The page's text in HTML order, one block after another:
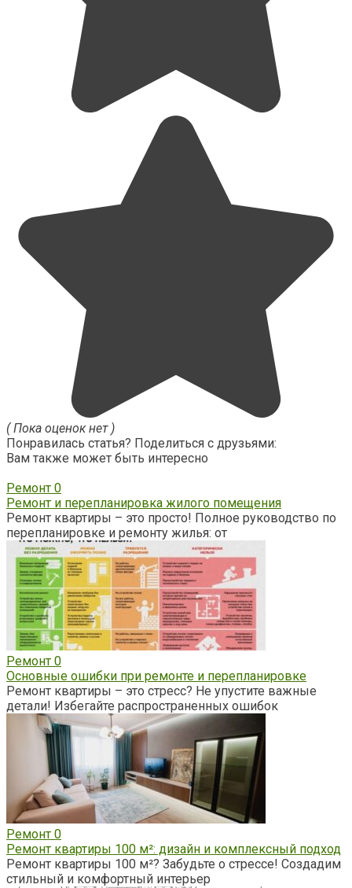
( Пока оценок нет )
Понравилась статья? Поделиться с друзьями:
Вам также может быть интересно
Ремонт 0
Ремонт и перепланировка жилого помещения
Ремонт квартиры – это просто! Полное руководство по
перепланировке и ремонту жилья: от
Ремонт 0
Основные ошибки при ремонте и перепланировке
Ремонт квартиры – это стресс? Не упустите важные
детали! Избегайте распространенных ошибок
Ремонт 0
Ремонт квартиры 100 м²: дизайн и комплексный подход
Ремонт квартиры 100 м²? Забудьте о стрессе! Создадим
стильный и комфортный интерьер